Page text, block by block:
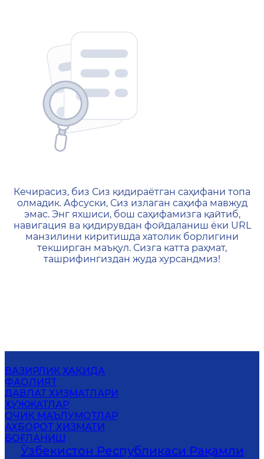
404 — Страница не
Кечирасиз, биз Сиз қидираётган саҳифани топа
олмадик. Афсуски, Сиз излаган саҳифа мавжуд
эмас. Энг яхшиси, бош саҳифамизга қайтиб,
навигация ва қидирувдан фойдаланиш ёки URL
манзилини киритишда хатолик борлигини
текширган маъқул. Сизга катта раҳмат,
ташрифингиздан жуда хурсандмиз!
ВАЗИРЛИК ҲАҚИДА
ФАОЛИЯТ
ДАВЛАТ ХИЗМАТЛАРИ
ҲУЖЖАТЛАР
ОЧИҚ МАЪЛУМОТЛАР
АХБОРОТ ХИЗМАТИ
БОҒЛАНИШ
Ўзбекистон Республикаси Рақамли